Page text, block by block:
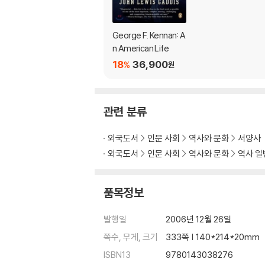
George F. Kennan: A
n American Life
36,900원
18%
관련 분류
외국도서 인문 사회 역사와 문화
서양사
외국도서
인문 사회 역사와 문화 역사
품목정보
발행일
2006년 12월 26일
쪽수, 무게, 크기
333쪽 | 140*214*20mm
ISBN13
9780143038276